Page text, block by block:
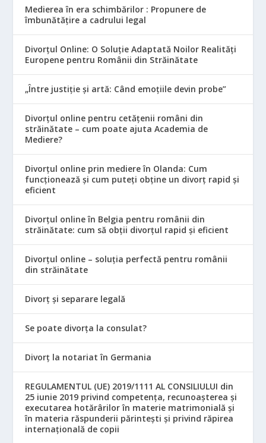
Medierea în era schimbărilor : Propunere de
îmbunătățire a cadrului legal
Divorțul Online: O Soluție Adaptată Noilor Realități
Europene pentru Românii din Străinătate
„Între justiție și artă: Când emoțiile devin probe”
Divorțul online pentru cetățenii români din
străinătate – cum poate ajuta Academia de
Mediere?
Divorțul online prin mediere în Olanda: Cum
funcționează și cum puteți obține un divorț rapid și
eficient
Divorțul online în Belgia pentru românii din
străinătate: cum să obții divorțul rapid și eficient
Divorțul online – soluția perfectă pentru românii
din străinătate
Divorț și separare legală
Se poate divorța la consulat?
Divorț la notariat în Germania
REGULAMENTUL (UE) 2019/1111 AL CONSILIULUI din
25 iunie 2019 privind competența, recunoașterea și
executarea hotărârilor în materie matrimonială și
în materia răspunderii părintești și privind răpirea
internațională de copii